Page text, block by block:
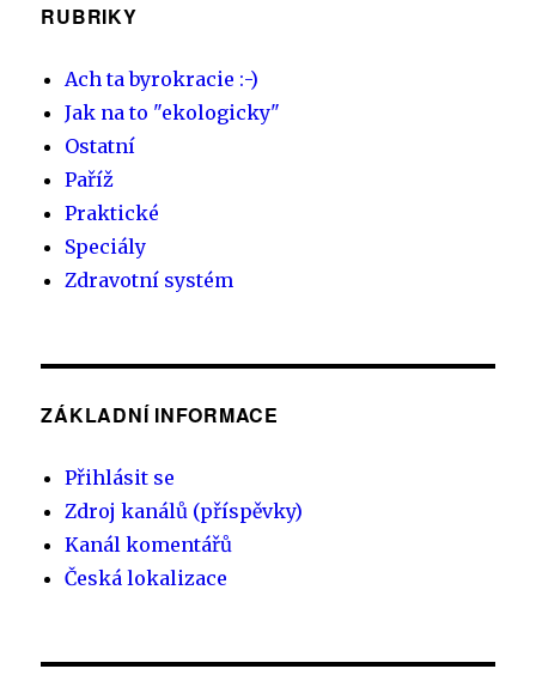
RUBRIKY
Ach ta byrokracie :-)
Jak na to "ekologicky"
Ostatní
Paříž
Praktické
Speciály
Zdravotní systém
ZÁKLADNÍ INFORMACE
Přihlásit se
Zdroj kanálů (příspěvky)
Kanál komentářů
Česká lokalizace